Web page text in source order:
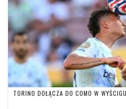
TORINO DOŁĄCZA DO COMO W